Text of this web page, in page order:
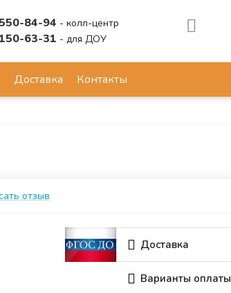
84-94 - колл-центр
63-31 - для ДОУ
Доставка Контакты
отзыв
Доставка
Варианты оплаты